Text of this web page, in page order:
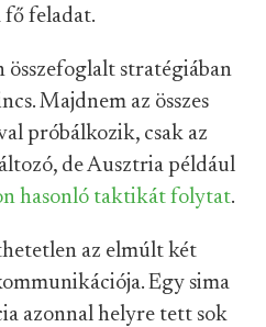
fő feladat.
összefoglalt stratégiában
Majdnem az összes
próbálkozik, csak az
de Ausztria például
hasonló taktikát folytat.
az elmúlt két
Egy sima
azonnal helyre tett sok